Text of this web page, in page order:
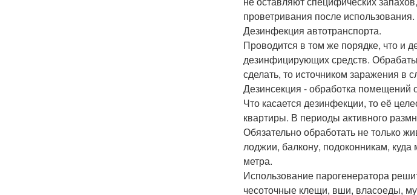
проветривания после использования.
Дезинфекция автотранспорта.
Проводится в том же порядке, что и
дезинфицирующих средств.
сделать, то источником заражения
Дезинсекция - обработка помещений
Что касается дезинфекции, то её
квартиры. В периоды активного
Обязательно обработать не только
лоджии, балкону, подоконникам,
метра.
Использование парогенератора
чесоточные клещи, вши, власоеды,